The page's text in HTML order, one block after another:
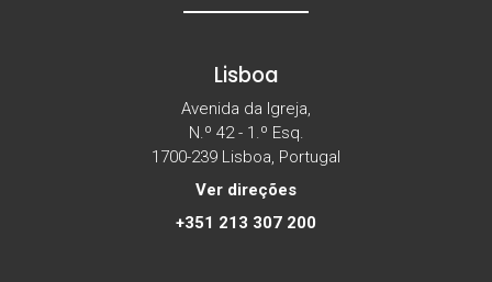
Lisboa
Avenida da Igreja,
N.º 42 - 1.º Esq.
1700-239 Lisboa, Portugal
Ver direções
+351 213 307 200